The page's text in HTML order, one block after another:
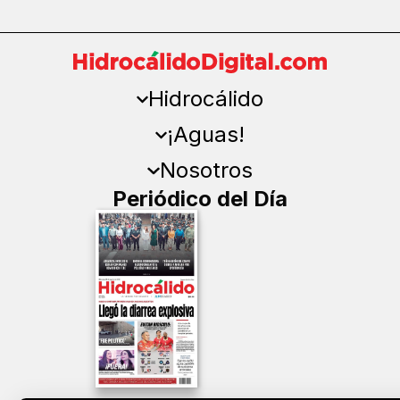
Hidrocálido
¡Aguas!
Nosotros
Periódico del Día